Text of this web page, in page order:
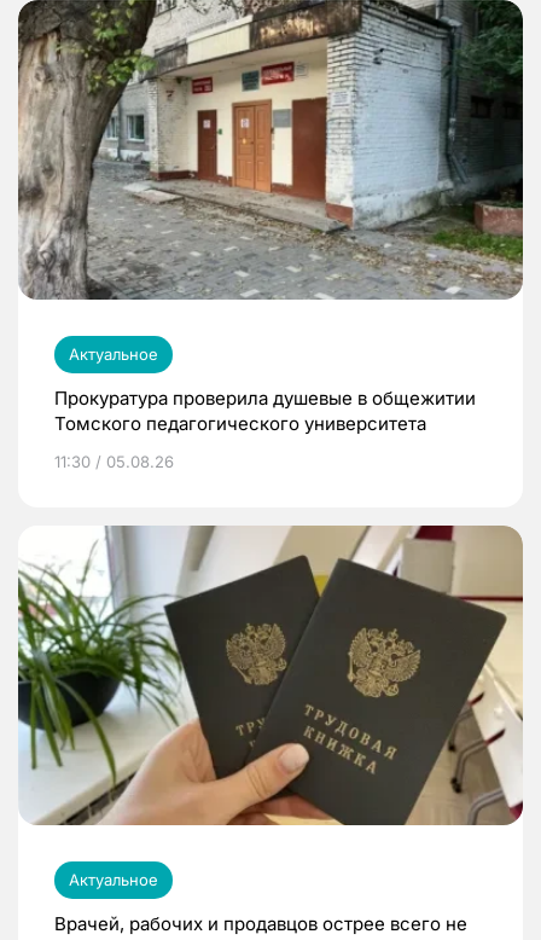
Актуальное
Прокуратура проверила душевые в общежитии
Томского педагогического университета
11:30 / 05.08.26
Актуальное
Врачей, рабочих и продавцов острее всего не